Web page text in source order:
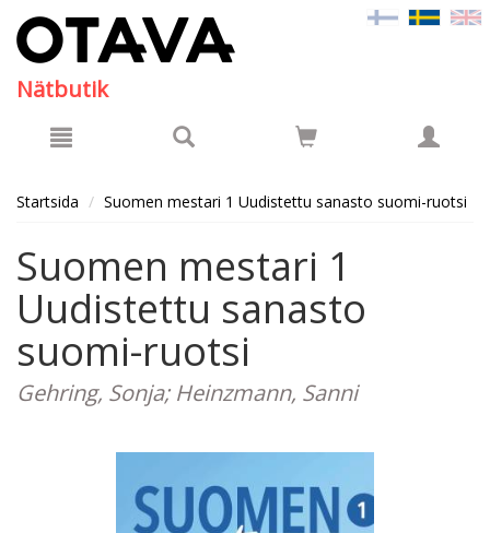
Nätbutik
Startsida Suomen mestari 1 Uudistettu sanasto suomi-ruotsi
Suomen mestari 1
Uudistettu sanasto
suomi-ruotsi
Gehring, Sonja; Heinzmann, Sanni